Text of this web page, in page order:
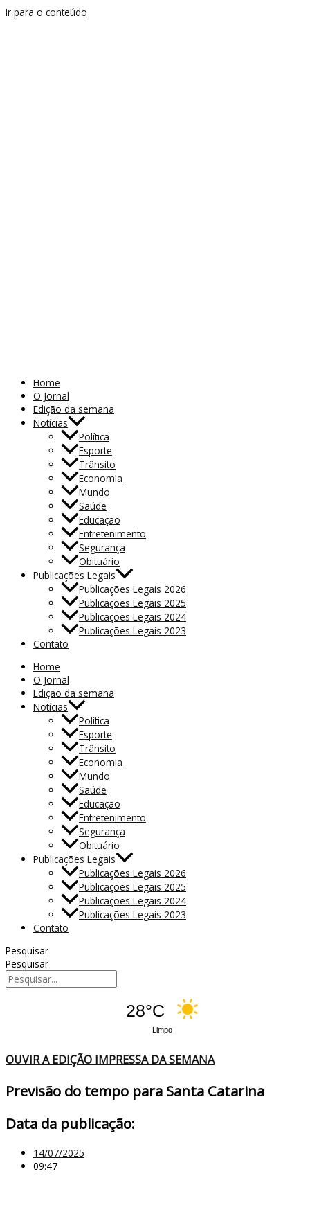
Ir para o conteúdo
Home
O Jornal
Edição da semana
Notícias
Política
Esporte
Trânsito
Economia
Mundo
Saúde
Educação
Entretenimento
Segurança
Obituário
Publicações Legais
Publicações Legais 2026
Publicações Legais 2025
Publicações Legais 2024
Publicações Legais 2023
Contato
Home
O Jornal
Edição da semana
Notícias
Política
Esporte
Trânsito
Economia
Mundo
Saúde
Educação
Entretenimento
Segurança
Obituário
Publicações Legais
Publicações Legais 2026
Publicações Legais 2025
Publicações Legais 2024
Publicações Legais 2023
Contato
Pesquisar
Pesquisar
28°C
Limpo
OUVIR A EDIÇÃO IMPRESSA DA SEMANA
Previsão do tempo para Santa Catarina
Data da publicação:
14/07/2025
09:47